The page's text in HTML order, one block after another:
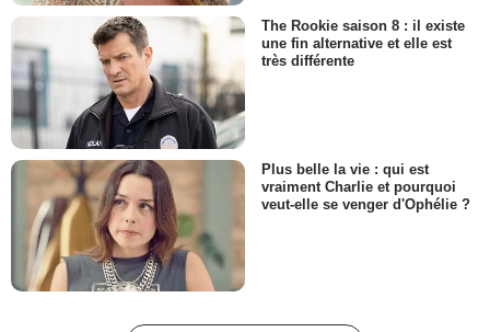
The Rookie saison 8 : il existe
une fin alternative et elle est
très différente
Plus belle la vie : qui est
vraiment Charlie et pourquoi
veut-elle se venger d'Ophélie ?